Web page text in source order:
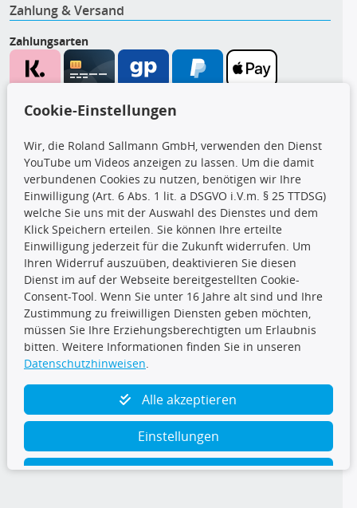
Zahlung & Versand
Zahlungsarten
CARAT Gruppe
Folge uns
TecDoc Inside
Cookie-Einstellungen
Wir, die Roland Sallmann GmbH, verwenden den Dienst
YouTube um Videos anzeigen zu lassen. Um die damit
verbundenen Cookies zu nutzen, benötigen wir Ihre
Einwilligung (Art. 6 Abs. 1 lit. a DSGVO i.V.m. § 25 TTDSG)
welche Sie uns mit der Auswahl des Dienstes und dem
Klick Speichern erteilen. Sie können Ihre erteilte
Einwilligung jederzeit für die Zukunft widerrufen. Um
Ihren Widerruf auszuüben, deaktivieren Sie diesen
Dienst im auf der Webseite bereitgestellten Cookie-
Consent-Tool. Wenn Sie unter 16 Jahre alt sind und Ihre
Zustimmung zu freiwilligen Diensten geben möchten,
müssen Sie Ihre Erziehungsberechtigten um Erlaubnis
bitten. Weitere Informationen finden Sie in unseren
Datenschutzhinweisen.
Alle akzeptieren
Einstellungen
Ablehnen